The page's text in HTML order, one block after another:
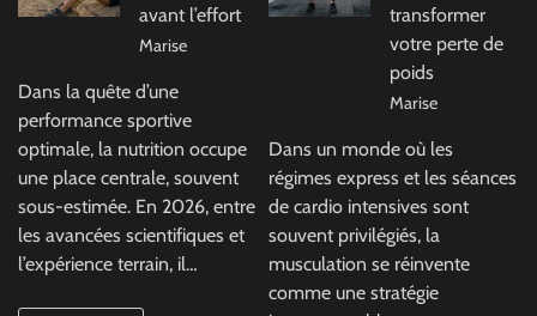
avant l’effort
Marise
Dans la quête d’une
performance sportive
optimale, la nutrition occupe
une place centrale, souvent
sous-estimée. En 2026, entre
les avancées scientifiques et
l’expérience terrain, il…
transformer
votre perte de
poids
Marise
Dans un monde où les
régimes express et les séances
de cardio intensives sont
souvent privilégiés, la
musculation se réinvente
comme une stratégie